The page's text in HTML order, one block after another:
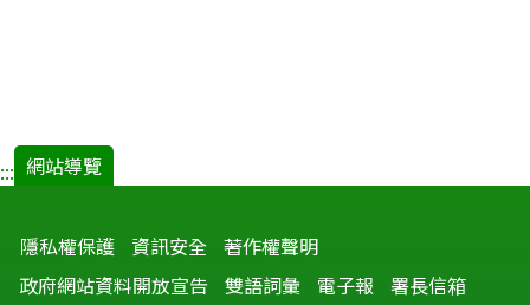
::: 網站導覽
隱私權保護 資訊安全 著作權聲明
政府網站資料開放宣告
雙語詞彙 電子報 署長信箱